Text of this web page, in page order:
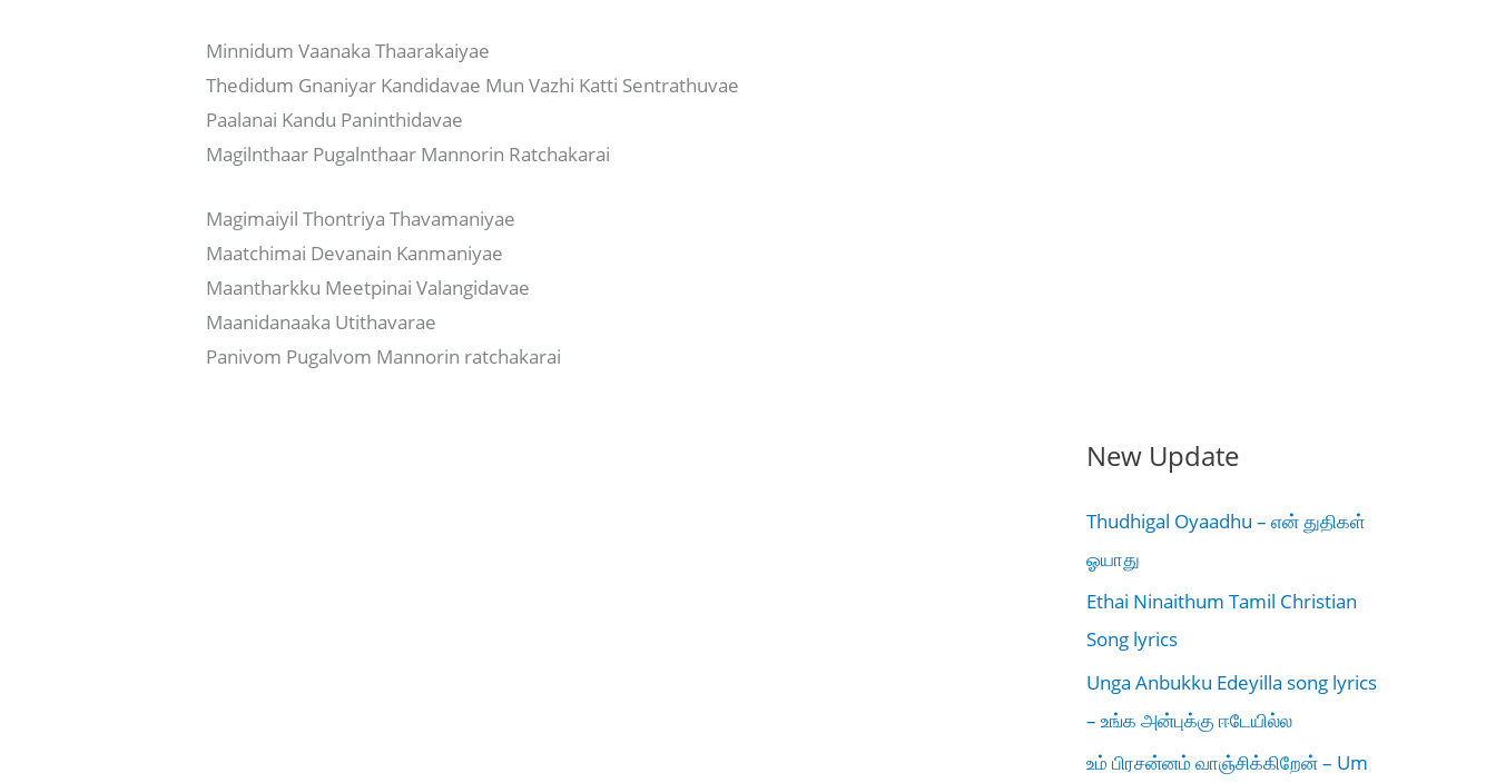
Minnidum Vaanaka Thaarakaiyae
Thedidum Gnaniyar Kandidavae Mun Vazhi Katti Sentrathuvae
Paalanai Kandu Paninthidavae
Magilnthaar Pugalnthaar Mannorin Ratchakarai
Magimaiyil Thontriya Thavamaniyae
Maatchimai Devanain Kanmaniyae
Maantharkku Meetpinai Valangidavae
Maanidanaaka Utithavarae
Panivom Pugalvom Mannorin ratchakarai
New Update
Thudhigal Oyaadhu – என் துதிகள்
ஓயாது
Ethai Ninaithum Tamil Christian
Song lyrics
Unga Anbukku Edeyilla song lyrics
– உங்க அன்புக்கு ஈடேயில்ல
உம் பிரசன்னம் வாஞ்சிக்கிறேன் – Um